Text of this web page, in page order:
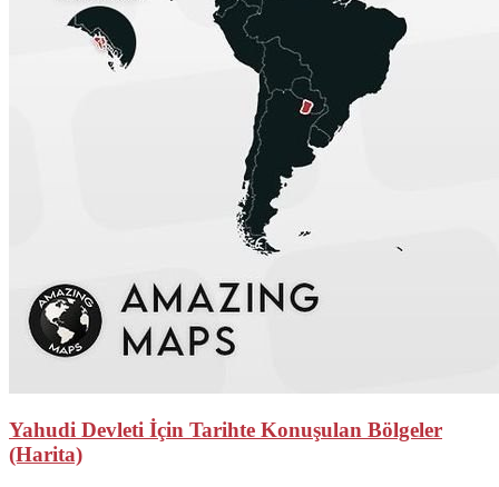
Yahudi Devleti İçin Tarihte Konuşulan Bölgeler
(Harita)